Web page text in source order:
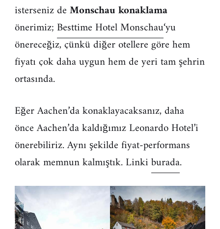
isterseniz deMonschau konaklama
önerimiz; Besttime Hotel Monschau‘yu
önereceğiz, çünkü diğer otellere göre hem
fiyatı çok daha uygun hem de yeri tam şehrin
ortasında.
Eğer Aachen’da konaklayacaksanız, daha
önce Aachen’da kaldığımız Leonardo Hotel’i
önerebiliriz. Aynı şekilde fiyat-performans
olarak memnun kalmıştık. Linkiburada.